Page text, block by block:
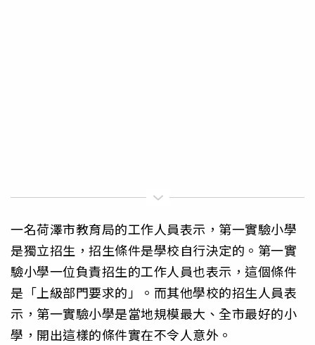
一名荷澤市教育局的工作人員表示，第一實驗小學
是獨立招生，招生條件是學校自行決定的。第一實
驗小學一位負責招生的工作人員也表示，這個條件
是「上級部門要求的」。而其他學校的招生人員表
示，第一實驗小學是當地規模最大、全市最好的小
學，開出這樣的條件實在不令人意外。